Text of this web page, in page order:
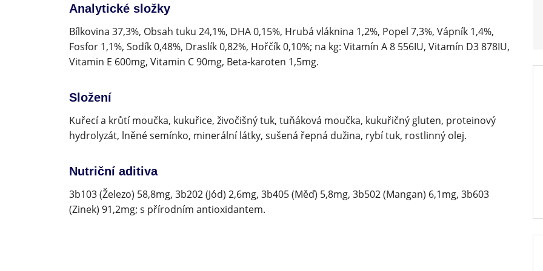
Analytické složky
Bílkovina 37,3%, Obsah tuku 24,1%, DHA 0,15%, Hrubá vláknina 1,2%, Popel 7,3%, Vápník 1,4%,
Fosfor 1,1%, Sodík 0,48%, Draslík 0,82%, Hořčík 0,10%; na kg: Vitamín A 8 556IU, Vitamín D3 878IU,
Vitamin E 600mg, Vitamin C 90mg, Beta-karoten 1,5mg.
Složení
Kuřecí a krůtí moučka, kukuřice, živočišný tuk, tuňáková moučka, kukuřičný gluten, proteinový
hydrolyzát, lněné semínko, minerální látky, sušená řepná dužina, rybí tuk, rostlinný olej.
Nutriční aditiva
3b103 (Železo) 58,8mg, 3b202 (Jód) 2,6mg, 3b405 (Měď) 5,8mg, 3b502 (Mangan) 6,1mg, 3b603
(Zinek) 91,2mg; s přírodním antioxidantem.